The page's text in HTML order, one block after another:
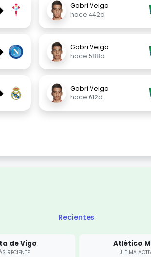
Gabri Veiga
hace 442d
Gabri Veiga
hace 588d
Gabri Veiga
hace 612d
Recientes
de Vigo
RECIENTE
Atlético
ÚLTIMA